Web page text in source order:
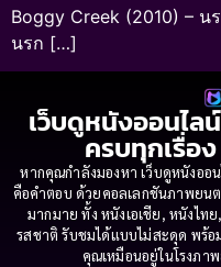
Boggy Creek (2010) – น
นรก […]
เว็บดูหนังออนไล
ครบทุกเรื่อ
หากคุณกำลังมองหา เว็บดูหนังออ
คือคำตอบ ด้วยคอลเลกชันภาพยน
มากมาย ทั้ง หนังเอเชีย, หนังไท
รสชาติ รับชมได้แบบไม่สะดุด พร้
คุณเหมือนอยู่ในโรงภา